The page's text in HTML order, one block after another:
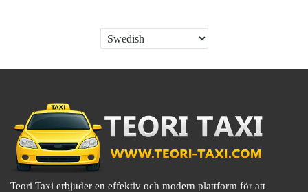
Teori Taxi erbjuder en effektiv och modern plattform för att